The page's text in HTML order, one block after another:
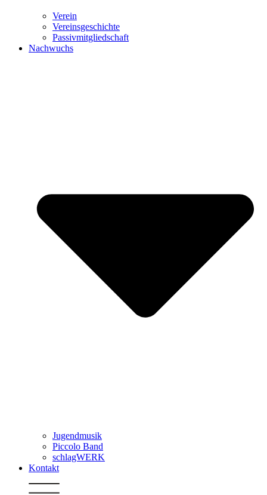
Verein
Vereinsgeschichte
Passivmitgliedschaft
Nachwuchs
Jugendmusik
Piccolo Band
schlagWERK
Kontakt